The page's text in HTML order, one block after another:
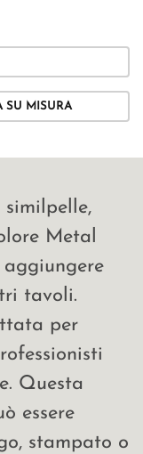
SU MISURA
Metal
tavoli.
per
Questa
essere
stampato o